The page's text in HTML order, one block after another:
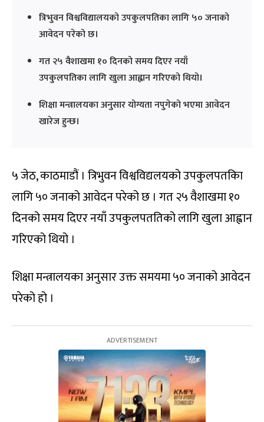
त्रिभुवन विश्वविद्यालयको उपकुलपतिका लागि ५० जनाको
आवेदन परेको छ।
गत २५ वैशाखमा १० दिनको समय दिएर नयाँ
उपकुलपतिका लागि खुला आह्वान गरिएको थियो।
शिक्षा मन्त्रालयका अनुसार योग्यता नपुगेको भएमा आवेदन
खारेज हुन्छ।
५ जेठ, काठमाडौं । त्रिभुवन विश्वविद्यलयको उपकुलपतकिा
लागि ५० जनाको आवेदन परेको छ । गत २५ वैशाखमा १०
दिनको समय दिएर नयाँ उपकुलपततिको लागि खुला आह्वान
गरिएको थियो ।
शिक्षा मन्त्रालयका अनुसार उक्त समयमा ५० जनाको आवेदन
परेको हो ।